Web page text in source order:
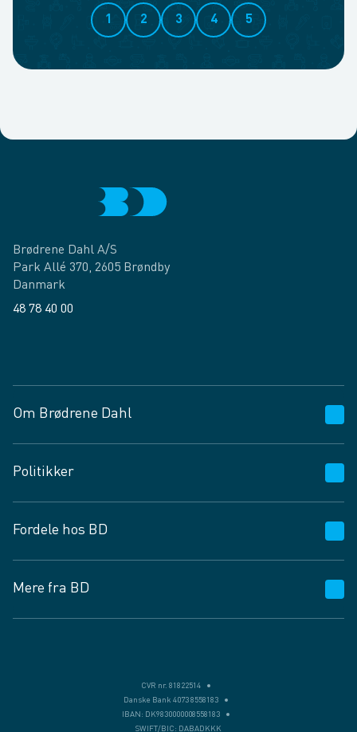
1 2 3 4 5
Brødrene Dahl A/S
Park Allé 370, 2605 Brøndby
Danmark
48 78 40 00
Om Brødrene Dahl
Vagttelefon 30 10 89 89
Spørgsmål og svar
Job og karriere
Fødevarekontrolrapport
Politikker
Privatlivspolitik
Cookies
Vilkår og betingelser
Fordele hos BD
BD app
BD.dk services
Mere fra BD
CVR nr. 81822514
Danske Bank 4073 8558183
IBAN: DK9830000008558183
SWIFT/BIC: DABADKKK